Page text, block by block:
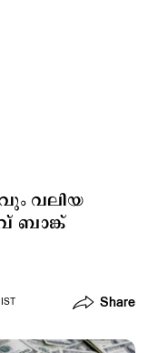
വലിയ
ബാങ്ക്
Share